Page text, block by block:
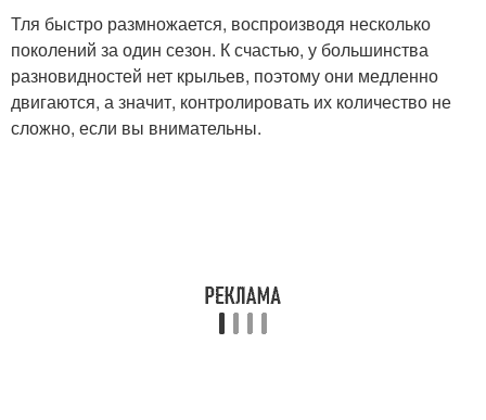
Тля быстро размножается, воспроизводя несколько
поколений за один сезон. К счастью, у большинства
разновидностей нет крыльев, поэтому они медленно
двигаются, а значит, контролировать их количество не
сложно, если вы внимательны.